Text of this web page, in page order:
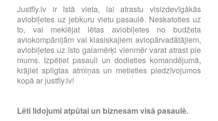
Justfly.lv ir īstā vieta, lai atrastu visizdevīgākās
aviobiļetes uz jebkuru vietu pasaulē. Neskatoties uz
to, vai meklējat lētas aviobiļetes no budžeta
aviokompānijām vai klasiskajiem aviopārvadātājiem,
aviobiļetes uz īsto galamērķi vienmēr varat atrast pie
mums. Izpētiet pasauli un dodieties komandējumā,
krājiet spilgtas atmiņas un metieties piedzīvojumos
kopā ar justfly.lv!
Lēti lidojumi atpūtai un biznesam visā pasaulē.